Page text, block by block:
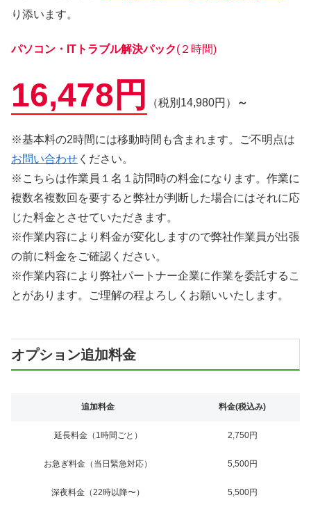
り添います。
パソコン・ITトラブル解決パック(２時間)
16,478円 （税別14,980円） ～
※基本料の2時間には移動時間も含まれます。ご不明点は
お問い合わせ ください。
※こちらは作業員１名１訪問時の料金になります。作業に
複数名複数回を要すると弊社が判断した場合にはそれに応
じた料金とさせていただきます。
※作業内容により料金が変化しますので弊社作業員が出張
の前に料金をご確認ください。
※作業内容により弊社パートナー企業に作業を委託するこ
とがあります。ご理解の程よろしくお願いいたします。
オプション追加料金
追加料金 料金(税込み)
延長料金（1時間ごと） 2,750円
お急ぎ料金（当日緊急対応） 5,500円
深夜料金（22時以降〜） 5,500円